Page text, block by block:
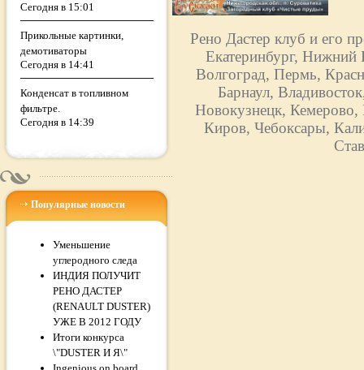
Сегодня в 15:01
Прикольные картинки,
демотиваторы
Сегодня в 14:41
Конденсат в топливном
фильтре.
Сегодня в 14:39
Популярные новости
Уменьшение
углеродного следа
ИНДИЯ ПОЛУЧИТ
РЕНО ДАСТЕР
(RENAULT DUSTER)
УЖЕ В 2012 ГОДУ
Итоги конкурса
\"DUSTER И Я\"
Рено Дастер клуб и его
Екатеринбург, Нижний
Волгоград, Пермь,
Барнаул,
Новокузнецк,
Киров, Чебоксары,